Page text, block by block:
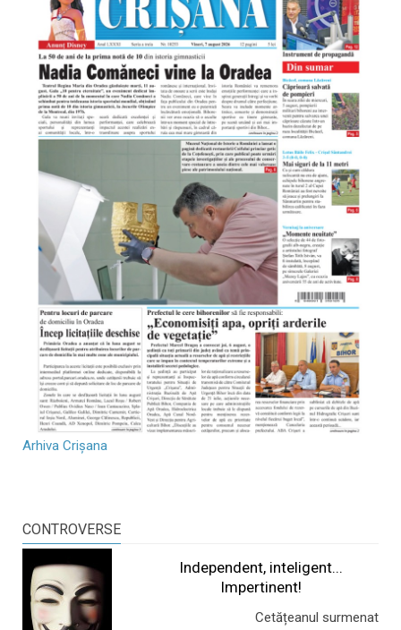
Arhiva Crișana
CONTROVERSE
Independent, inteligent...
Impertinent!
Cetățeanul surmenat